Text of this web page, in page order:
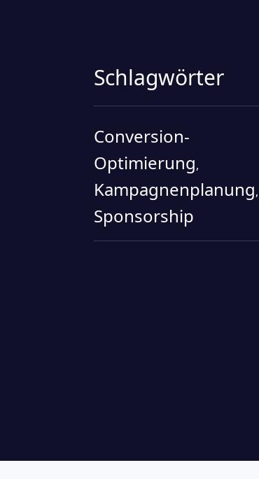
Schlagwörter
Conversion-
Optimierung,
Kampagnenplanung,
Sponsorship